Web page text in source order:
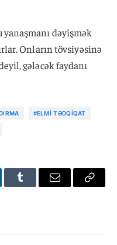
dəyişmək
Onların tövsiyəsinə
gələcək faydanı
#ELMI TƏDQIQAT
Tumblr Email
Copy